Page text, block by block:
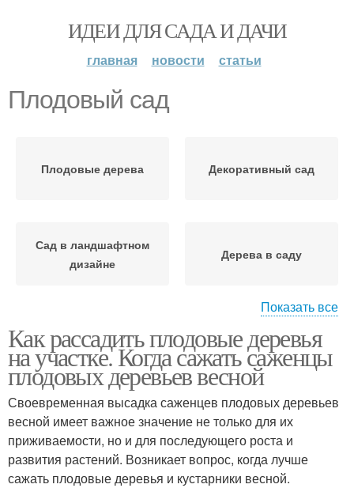
ИДЕИ ДЛЯ САДА И ДАЧИ
главная новости статьи
Плодовый сад
Плодовые дерева Декоративный сад
Сад в ландшафтном
дизайне
Дерева в саду
Сад на участке
деревьями
Сад на маленьком
участке
Сад с нуля
Показать все
Как рассадить плодовые деревья
на участке. Когда сажать саженцы
плодовых деревьев весной
Своевременная высадка саженцев плодовых деревьев
весной имеет важное значение не только для их
приживаемости, но и для последующего роста и
развития растений. Возникает вопрос, когда лучше
сажать плодовые деревья и кустарники весной.